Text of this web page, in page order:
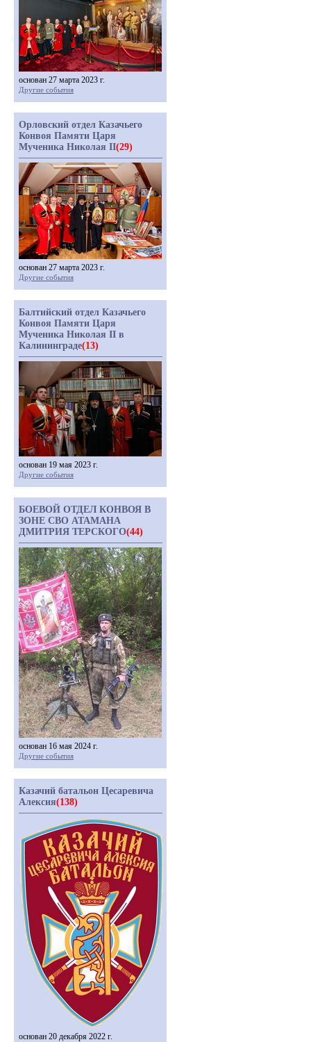
основан 27 марта 2023 г.
Другие события
Орловский отдел Казачьего
Конвоя Памяти Царя
Мученика Николая II(29)
основан 27 марта 2023 г.
Другие события
Балтийский отдел Казачьего
Конвоя Памяти Царя
Мученика Николая II в
Калининграде(13)
основан 19 мая 2023 г.
Другие события
БОЕВОЙ ОТДЕЛ КОНВОЯ В
ЗОНЕ СВО АТАМАНА
ДМИТРИЯ ТЕРСКОГО(44)
основан 16 мая 2024 г.
Другие события
Казачий батальон Цесаревича
Алексия(138)
основан 20 декабря 2022 г.